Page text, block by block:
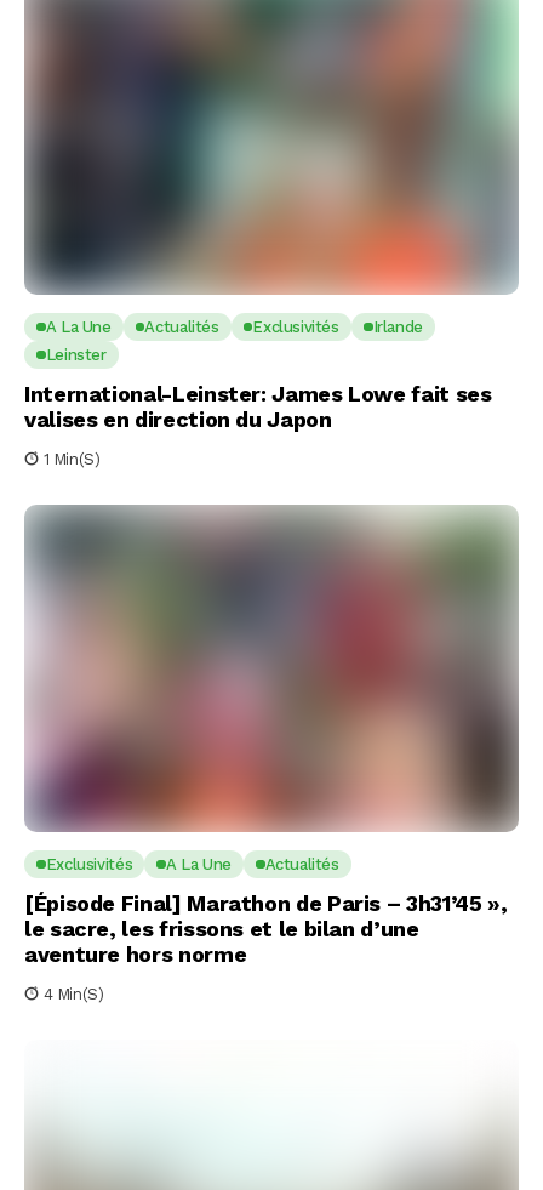
A La Une Actualités Exclusivités
Irlande
Leinster
International-Leinster: James Lowe fait ses
valises en direction du Japon
1 Min(s)
Exclusivités A La Une Actualités
[Épisode Final] Marathon de Paris – 3h31’45 »,
le sacre, les frissons et le bilan d’une
aventure hors norme
4 Min(s)